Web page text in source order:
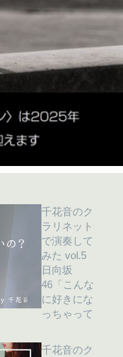
千花音のク
ラリネット
で演奏して
みた vol.5
日向坂
46「こんな
に好きにな
っちゃって
千花音のク